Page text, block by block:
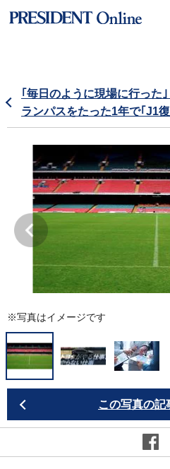
｢毎日のように現場に行った
ランパスをたった1年で｢J1
※写真はイメージです
この写真の記